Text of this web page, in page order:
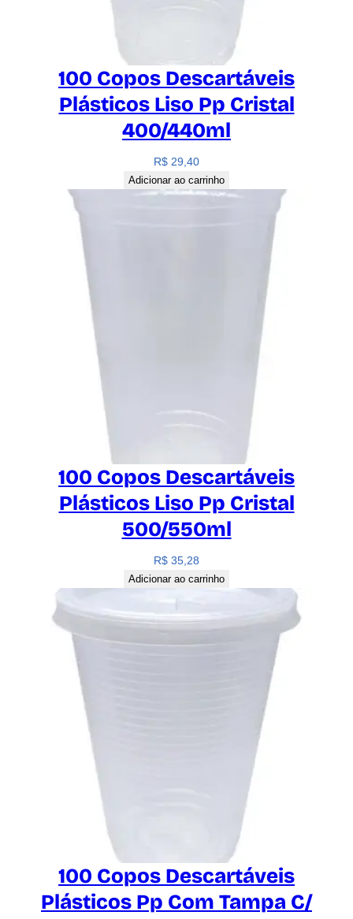
100 Copos Descartáveis
Plásticos Liso Pp Cristal
400/440ml
R$ 29,40
Adicionar ao carrinho
100 Copos Descartáveis
Plásticos Liso Pp Cristal
500/550ml
R$ 35,28
Adicionar ao carrinho
100 Copos Descartáveis
Plásticos Pp Com Tampa C/